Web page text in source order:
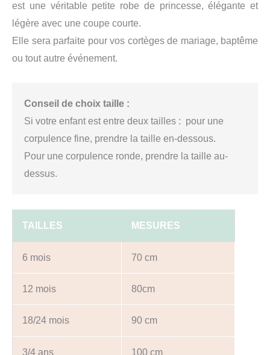
est une véritable petite robe de princesse, élégante et
légère avec une coupe courte.
Elle sera parfaite pour vos cortèges de mariage, baptême
ou tout autre événement.
Conseil de choix taille :
Si votre enfant est entre deux tailles : pour une
corpulence fine, prendre la taille en-dessous.
Pour une corpulence ronde, prendre la taille au-
dessus.
TAILLES MESURES
6 mois 70 cm
12 mois 80cm
18/24 mois 90 cm
3/4 ans 100 cm